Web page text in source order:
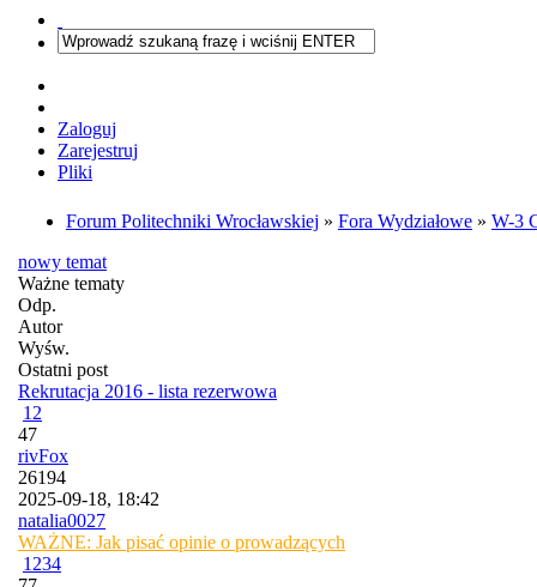
Zaloguj
Zarejestruj
Pliki
Forum Politechniki Wrocławskiej » Fora Wydziałowe » W-3
nowy temat
Ważne tematy
Odp.
Autor
Wyśw.
Ostatni post
Rekrutacja 2016 - lista rezerwowa
1 2
47
rivFox
26194
2025-09-18, 18:42
natalia0027
WAŻNE: Jak pisać opinie o prowadzących
1 234